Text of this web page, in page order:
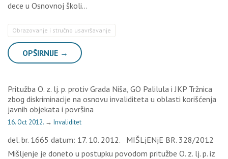
dece u Osnovnoj školi…
Obrazovanje i stručno usavršavanje
OPŠIRNIJE →
Pritužba O. z. lj. p. protiv Grada Niša, GO Palilula i JKP Tržnica
zbog diskriminacije na osnovu invaliditeta u oblasti korišćenja
javnih objekata i površina
16. Oct 2012. → Invaliditet
del. br. 1665 datum: 17. 10. 2012. MIŠLjENjE BR. 328/2012
Mišljenje je doneto u postupku povodom pritužbe O. z. lj. p. iz